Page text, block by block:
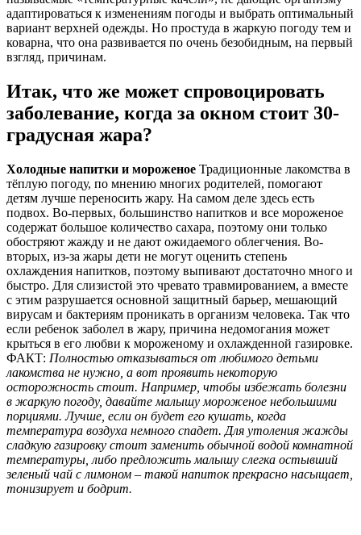
адаптироваться к изменениям погоды и выбрать оптимальный
вариант верхней одежды. Но простуда в жаркую погоду тем и
коварна, что она развивается по очень безобидным, на первый
взгляд, причинам.
Итак, что же может спровоцировать
заболевание, когда за окном стоит 30-
градусная жара?
Холодные напитки и мороженое Традиционные лакомства в
тёплую погоду, по мнению многих родителей, помогают
детям лучше переносить жару. На самом деле здесь есть
подвох. Во-первых, большинство напитков и все мороженое
содержат большое количество сахара, поэтому они только
обостряют жажду и не дают ожидаемого облегчения. Во-
вторых, из-за жары дети не могут оценить степень
охлаждения напитков, поэтому выпивают достаточно много и
быстро. Для слизистой это чревато травмированием, а вместе
с этим разрушается основной защитный барьер, мешающий
вирусам и бактериям проникать в организм человека. Так что
если ребенок заболел в жару, причина недомогания может
крыться в его любви к мороженому и охлажденной газировке.
ФАКТ: Полностью отказываться от любимого детьми
лакомства не нужно, а вот проявить некоторую
осторожность стоит. Например, чтобы избежать болезни
в жаркую погоду, давайте малышу мороженое небольшими
порциями. Лучше, если он будет его кушать, когда
температура воздуха немного спадет. Для утоления жажды
сладкую газировку стоит заменить обычной водой комнатной
температуры, либо предложить малышу слегка остывший
зеленый чай с лимоном – такой напиток прекрасно насыщает,
тонизирует и бодрит.